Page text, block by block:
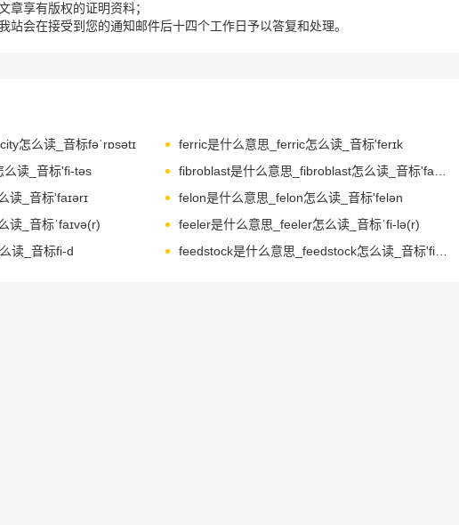
章享有版权的证明资料；
站会在接受到您的通知邮件后十四个工作日予以答复和处理。
怎么读_音标fəˈrɒsətɪ
ferric是什么意思_ferric怎么读_音标'ferɪk
么读_音标'fi-təs
读_音标'faɪərɪ
felon是什么意思_felon怎么读_音标'felən
读_音标ˈfaɪvə(r)
feeler是什么意思_feeler怎么读_音标ˈfi-lə(r)
读_音标fi-d
feedstock是什么意思_feedstock怎么读_音标'fi-dstɒk